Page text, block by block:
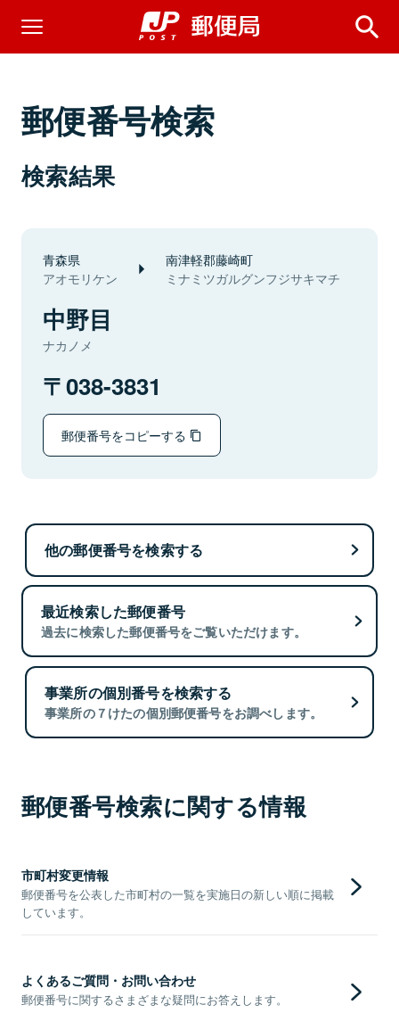
郵便番号検索
検索結果
青森県
アオモリケン
南津軽郡藤崎町
ミナミツガルグンフジサキマチ
中野目
ナカノメ
038-3831
郵便番号をコピーする
他の郵便番号を検索する
最近検索した郵便番号
過去に検索した郵便番号をご覧いただけます。
事業所の個別番号を検索する
事業所の７けたの個別郵便番号をお調べします。
郵便番号検索に関する情報
市町村変更情報
郵便番号を公表した市町村の一覧を実施日の新しい順に掲載
しています。
よくあるご質問・お問い合わせ
郵便番号に関するさまざまな疑問にお答えします。